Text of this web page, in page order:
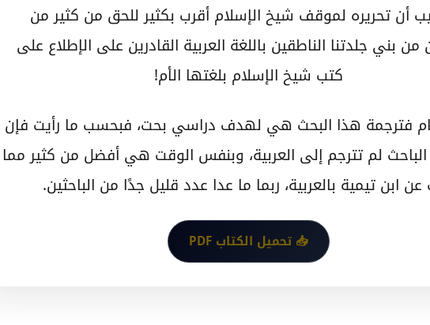
أن تحريره لموقف شيخ الإسلام أقرب بكثير للحق من كثير من
من بني جلدتنا الناطقين باللغة العربية القادرين على الإطلاع على
كتب شيخ الإسلام بلغتها الأم!
فترجمة هذا البحث هي لهدف دراسي بحت، فبحسب ما رأيت فإن
لم تترجم إلى العربية، وبنفس الوقت هي أفضل من كثير مما
ابن تيمية بالعربية، ربما ما عدا عدد قليل جدًا من الباحثين.
📥 تحميل الكتاب PDF